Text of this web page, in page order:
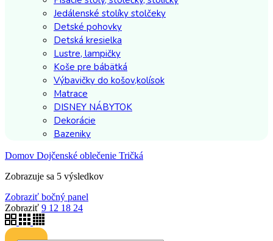
Jedálenské stolíky stolčeky
Detské pohovky
Detská kresielka
Lustre, lampičky
Koše pre bábätká
Výbavičky do košov,kolísok
Matrace
DISNEY NÁBYTOK
Dekorácie
Bazeniky
Domov Dojčenské oblečenie Tričká
Zobrazuje sa 5 výsledkov
Zobraziť bočný panel
Zobraziť 9 12 18 24